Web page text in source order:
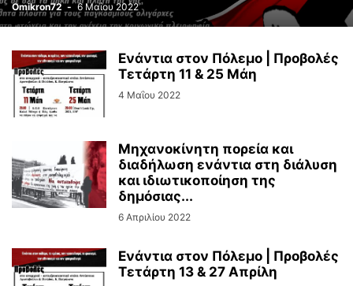
Omikron72 - 6 Μαΐου 2022
Ενάντια στον Πόλεμο | Προβολές
Τετάρτη 11 & 25 Μάη
4 Μαΐου 2022
Μηχανοκίνητη πορεία και
διαδήλωση ενάντια στη διάλυση
και ιδιωτικοποίηση της
δημόσιας...
6 Απριλίου 2022
Ενάντια στον Πόλεμο | Προβολές
Τετάρτη 13 & 27 Απρίλη